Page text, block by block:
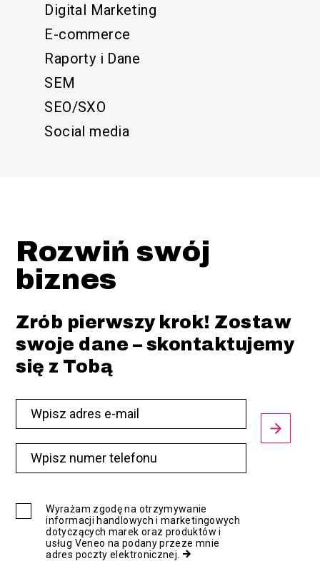
Digital Marketing
E-commerce
Raporty i Dane
SEM
SEO/SXO
Social media
Rozwiń swój
biznes
Zrób pierwszy krok! Zostaw
swoje dane – skontaktujemy
się z Tobą
Wyrażam zgodę na otrzymywanie
informacji handlowych i marketingowych
dotyczących marek oraz produktów i
usług Veneo na podany przeze mnie
adres poczty elektronicznej.